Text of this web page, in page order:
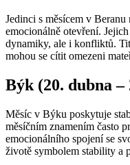
Jedinci s měsícem v
emocionálně otevření.
dynamiky, ale i konfliktů.
mohou se cítit omezeni
Býk (20. dubna –
Měsíc v Býku poskytuje
měsíčním znamením často
emocionálního spojení se
životě symbolem stability a